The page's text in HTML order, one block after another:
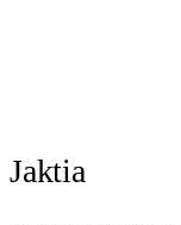
Jaktia